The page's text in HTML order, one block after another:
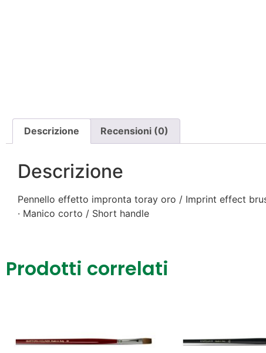
Descrizione Recensioni (0)
Descrizione
Pennello effetto impronta toray oro / Imprint effect
· Manico corto / Short handle
Prodotti correlati